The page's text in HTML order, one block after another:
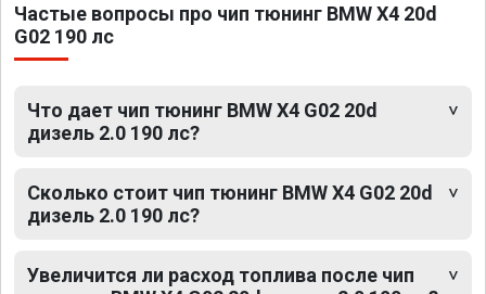
Частые вопросы про чип тюнинг BMW X4 20d
G02 190 лс
Что дает чип тюнинг BMW X4 G02 20d
дизель 2.0 190 лс?
Сколько стоит чип тюнинг BMW X4 G02 20d
дизель 2.0 190 лс?
Увеличится ли расход топлива после чип